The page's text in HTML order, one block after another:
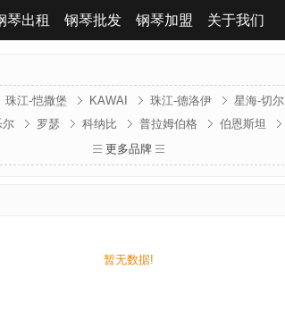
琴出租 钢琴批发 钢琴加盟 关于我们
珠江-恺撒堡 KAWAI 珠江-德洛伊 星海-切尔
尔 罗瑟 科纳比 普拉姆伯格 伯恩斯坦
波士顿 卡利西亚
更多品牌
暂无数据!